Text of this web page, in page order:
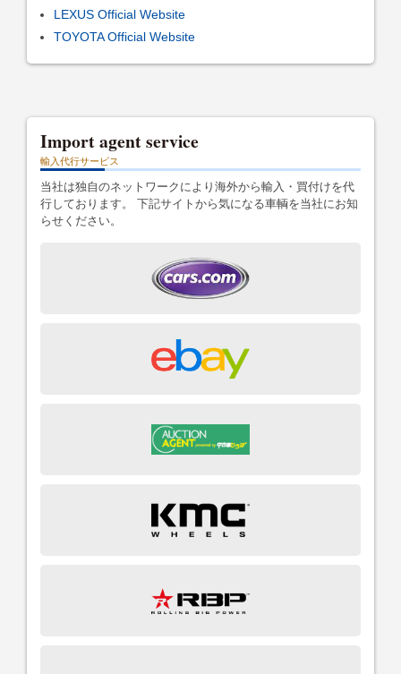
LEXUS Official Website
TOYOTA Official Website
Import agent service
輸入代行サービス
当社は独自のネットワークにより海外から輸入・買付けを代
行しております。 下記サイトから気になる車輌を当社にお知
らせください。